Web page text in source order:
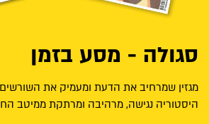
סגולה - מסע בזמן
מגזין שמרחיב את הדעת ומעמיק את השורשים
היסטוריה נגישה, מרהיבה ומרתקת ממיטב